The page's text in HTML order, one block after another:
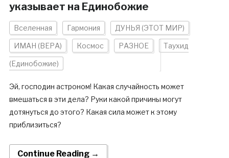
указывает на Единобожие
Вселенная Гармония ДУНЬЯ (ЭТОТ МИР)
ИМАН (ВЕРА) Космос РАЗНОЕ Таухид
(Единобожие)
Эй, господин астроном! Какая случайность может
вмешаться в эти дела? Руки какой причины могут
дотянуться до этого? Какая сила может к этому
приблизиться?
Continue Reading →